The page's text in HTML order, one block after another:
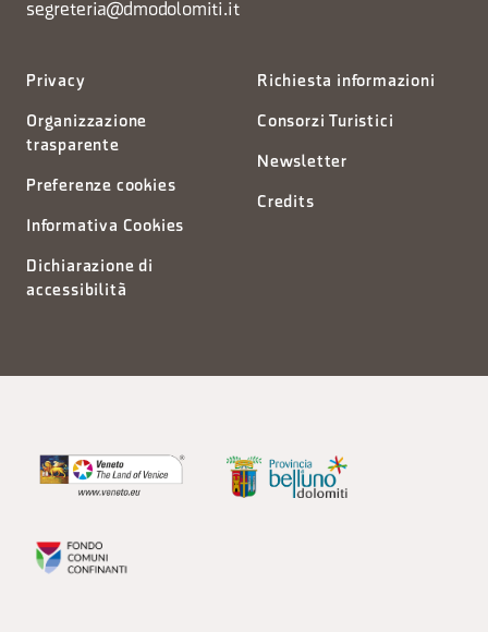
segreteria@dmodolomiti.it
Privacy
Organizzazione
trasparente
Preferenze cookies
Informativa Cookies
Dichiarazione di
accessibilità
Richiesta informazioni
Consorzi Turistici
Newsletter
Credits